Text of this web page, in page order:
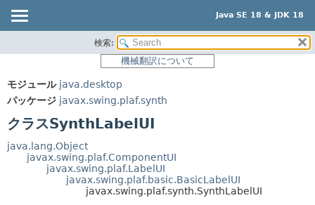
Java SE 18 & JDK 18
パッケージ
使用
ツリー
プレビュー
サマリー:
ネスト済
詳細:
フィールド
コンストラクタ
検索:
機械翻訳について
モジュール java.desktop
パッケージ javax.swing.plaf.synth
クラスSynthLabelUI
java.lang.Object
javax.swing.plaf.ComponentUI
javax.swing.plaf.LabelUI
javax.swing.plaf.basic.BasicLabelUI
javax.swing.plaf.synth.SynthLabelUI